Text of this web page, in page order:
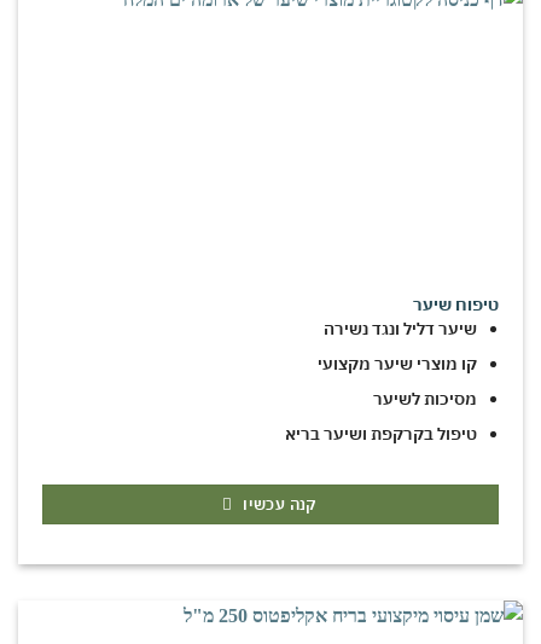
טיפוח שיער
שיער דליל ונגד נשירה
קו מוצרי שיער מקצועי
מסיכות לשיער
טיפול בקרקפת ושיער בריא
קנה עכשיו